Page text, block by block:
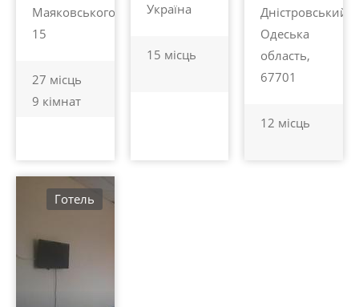
Маяковського
15
27 місць
9 кімнат
Україна
15 місць
Дністровський,
Одеська
область,
67701
12 місць
Готель